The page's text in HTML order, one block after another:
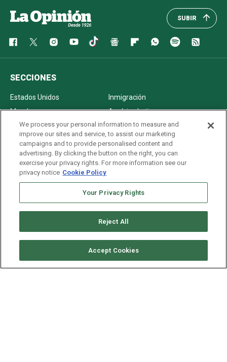
SUBIR
SECCIONES
Estados Unidos
Inmigración
Mundo
América Latina
México
Los Ángeles
Entretenimiento
Deportes
Dinero
Opinión
Salud
Autos
Tecnología
California
Florida
Astrología
Podcasts
Clasificados
We process your personal information to measure and
improve our sites and service, to assist our marketing
campaigns and to provide personalised content and
advertising. By clicking the button on the right, you can
exercise your privacy rights. For more information see our
privacy notice Cookie Policy
Your Privacy Rights
Reject All
Accept Cookies